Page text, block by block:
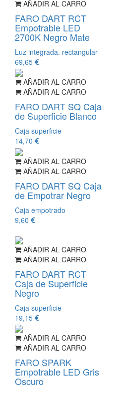
AÑADIR AL CARRO
FARO DART RCT
Empotrable LED
2700K Negro Mate
Luz integrada. rectangular
69,65
AÑADIR AL CARRO
AÑADIR AL CARRO
FARO DART SQ Caja
de Superficie Blanco
Caja superficie
14,70
AÑADIR AL CARRO
AÑADIR AL CARRO
FARO DART SQ Caja
de Empotrar Negro
Caja empotrado
9,60
AÑADIR AL CARRO
AÑADIR AL CARRO
FARO DART RCT
Caja de Superficie
Negro
Caja superficie
19,15
AÑADIR AL CARRO
AÑADIR AL CARRO
FARO SPARK
Empotrable LED Gris
Oscuro